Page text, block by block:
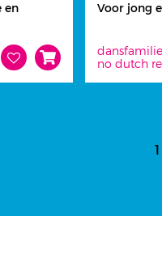
en
Voor jong
dans
no dutch